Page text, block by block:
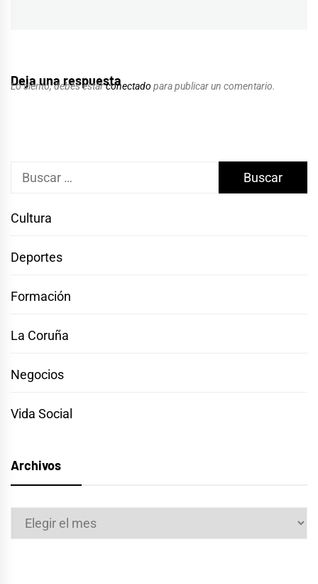
Deja una respuesta
Lo siento, debes estarconectado para publicar un comentario.
Buscar:
Cultura
Deportes
Formación
La Coruña
Negocios
Vida Social
Archivos
Archivos